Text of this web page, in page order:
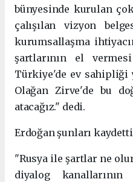
bünyesinde kurulan
çalışılan vizyon
kurumsallaşma
şartlarının el
Türkiye'de ev sahipliği
Olağan Zirve'de bu
atacağız." dedi.
Erdoğan şunları
"Rusya ile şartlar ne
diyalog